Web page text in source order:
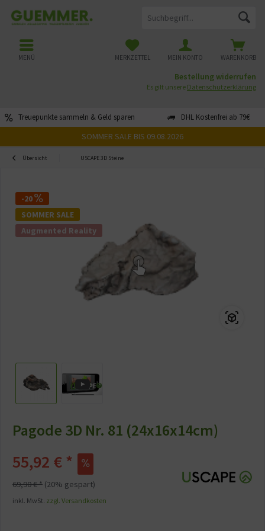
Treuepunkte sammeln & Geld sparen DHL Kostenfrei ab 79€
WARENKORB
MERKZETTEL MEIN KONTO
MENÜ
Bestellung widerrufen
Es gilt unsere Datenschutzerklärung
SOMMER SALE BIS 09.08.2026
Übersicht USCAPE 3D Steine
-20
SOMMER SALE
Augmented Reality
Pagode 3D Nr. 81 (24x16x14cm)
55,92 € *
69,90 € * (20% gespart)
inkl. MwSt. zzgl. Versandkosten